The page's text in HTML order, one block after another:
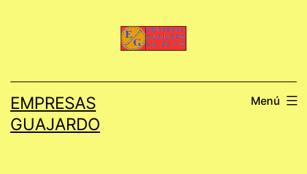
EMPRESAS
GUAJARDO
Menú